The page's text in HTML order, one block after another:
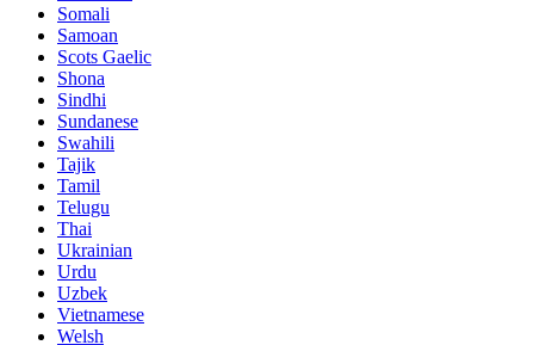
Somali
Samoan
Scots Gaelic
Shona
Sindhi
Sundanese
Swahili
Tajik
Tamil
Telugu
Thai
Ukrainian
Urdu
Uzbek
Vietnamese
Welsh